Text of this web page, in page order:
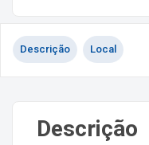
Descrição Local
Descrição